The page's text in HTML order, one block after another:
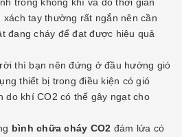
tay thường rất ngắn nên cần
đang cháy để đạt được hiệu quả
thì bạn nên đứng ở đầu hướng gió
thiết bị trong điều kiện có gió
do khí CO2 có thể gây ngạt cho
bình chữa cháy CO2 đám lửa có